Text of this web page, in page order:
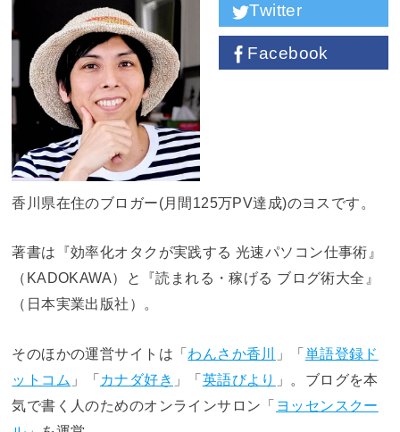
Twitter
Facebook
香川県在住のブロガー(月間125万PV達成)のヨスです。
著書は『効率化オタクが実践する 光速パソコン仕事術』
（KADOKAWA）と『読まれる・稼げる ブログ術大全』
（日本実業出版社）。
そのほかの運営サイトは「わんさか香川 」「単語登録ド
ットコム 」「カナダ好き 」「英語びより
」。ブログを本
気で書く人のためのオンラインサロン「 ヨッセンスクー